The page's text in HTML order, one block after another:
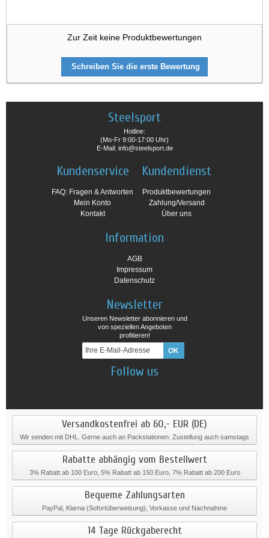
Zur Zeit keine Produktbewertungen
Schreiben Sie die erste Bewertung
Steelsport
Hotline:
(Mo-Fr 9:00-17:00 Uhr)
E-Mail: info@steelsport.de
Kundenservice
FAQ: Fragen & Antworten
Mein Konto
Kontakt
Kundendienst
Produktbewertungen
Zahlung/Versand
Über uns
Information
AGB
Impressum
Datenschutz
Newsletter
Unseren Newsletter abonnieren und
von speziellen Angeboten
profitieren!
Follow us
Versandkostenfrei ab 60,- EUR (DE)
Wir senden mit DHL. Gerne auch an Packstationen. Zustellung auch samstags
Rabatte abhängig vom Bestellwert
3% Rabatt ab 100 Euro, 5% Rabatt ab 150 Euro, 7% Rabatt ab 200 Euro
Bequeme Zahlungsarten
PayPal, Klarna (Sofortüberweisung), Vorkasse und Nachnahme
14 Tage Rückgaberecht